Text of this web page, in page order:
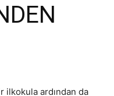
ilkokula ardından da